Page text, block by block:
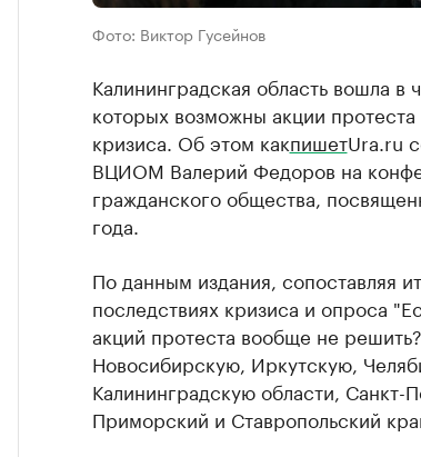
Фото: Виктор Гусейнов
Калининградская область вошла в
которых возможны акции
кризиса. Об этом какпишетUra.ru
ВЦИОМ Валерий Федоров на
гражданского общества,
года.
По данным издания, сопоставляя
последствиях кризиса и опроса
акций протеста вообще не
Новосибирскую, Иркутскую,
Калининградскую области, Санкт-
Приморский и Ставропольский